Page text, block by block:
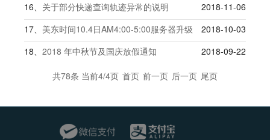
16、 关于部分快递查询轨迹异常的说明
2018-11-06
17、 美东时间10.4日AM4:00-5:00服务器升级
2018-10-03
18、 2018 年中秋节及国庆放假通知 2018-09-22
共78条 当前4/4页 首页 前一页 后一页 尾页